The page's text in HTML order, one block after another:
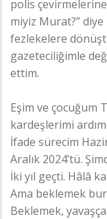
polis
miyiz Murat?”
fezlekelere
gazeteciliğimle
ettim.
Eşim ve çocuğum
kardeşlerimi
İfade sürecim
Aralık 2024’tü.
İki yıl geçti. Hâlâ
Ama beklemek
Beklemek,